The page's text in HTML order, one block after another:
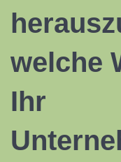
welche
Ihr